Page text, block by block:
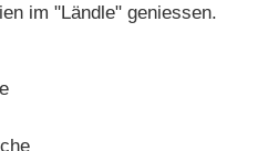
im "Ländle" geniessen.